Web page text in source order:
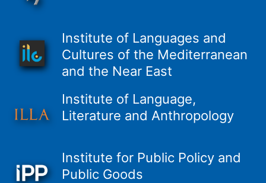
Institute of Languages and
Cultures of the Mediterranean
and the Near East
Institute of Language,
Literature and Anthropology
Institute for Public Policy and
Public Goods